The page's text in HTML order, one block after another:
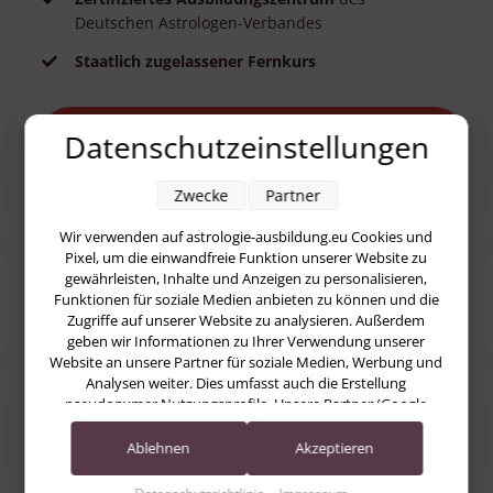
Deutschen Astrologen-Verbandes
Staatlich zugelassener Fernkurs
ich möchte nächstes Mal dabei sein
Datenschutzeinstellungen
Wir verwenden auf astrologie-ausbildung.eu Cookies und
Pixel, um die einwandfreie Funktion unserer Website zu
gewährleisten, Inhalte und Anzeigen zu personalisieren,
Funktionen für soziale Medien anbieten zu können und die
Zugriffe auf unserer Website zu analysieren. Außerdem
geben wir Informationen zu Ihrer Verwendung unserer
Website an unsere Partner für soziale Medien, Werbung und
Analysen weiter. Dies umfasst auch die Erstellung
pseudonymer Nutzungsprofile. Unsere Partner (Google
Advertising Products) führen diese Informationen
möglicherweise mit weiteren Daten zusammen, die Sie ihnen
Accounts) oder welche sie im Rahmen Ihrer Nutzung der
Zwecke Partner
Ablehnen Akzeptieren